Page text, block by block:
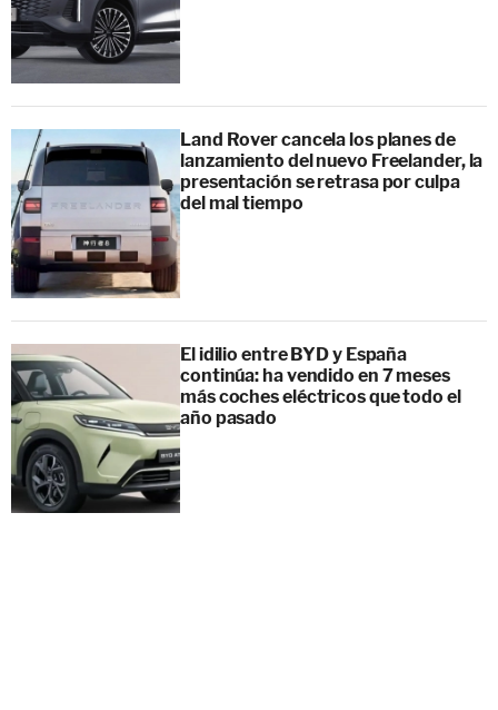
Land Rover cancela los planes de
lanzamiento del nuevo Freelander, la
presentación se retrasa por culpa
del mal tiempo
El idilio entre BYD y España
continúa: ha vendido en 7 meses
más coches eléctricos que todo el
año pasado